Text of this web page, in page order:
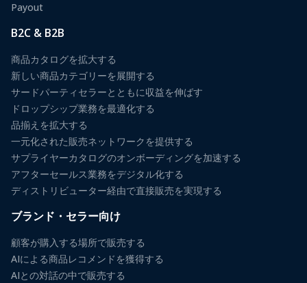
Payout
B2C & B2B
商品カタログを拡大する
新しい商品カテゴリーを展開する
サードパーティセラーとともに収益を伸ばす
ドロップシップ業務を最適化する
品揃えを拡大する
一元化された販売ネットワークを提供する
サプライヤーカタログのオンボーディングを加速する
アフターセールス業務をデジタル化する
ディストリビューター経由で直接販売を実現する
ブランド・セラー向け
顧客が購入する場所で販売する
AIによる商品レコメンドを獲得する
AIとの対話の中で販売する